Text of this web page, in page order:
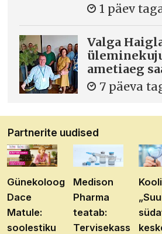
1 päev
Valga
ametiaeg
7 päeva
Partnerite uudised
Günekoloog
Dace
Matule:
soolestiku
Medison
Pharma
teatab:
Tervisekassa